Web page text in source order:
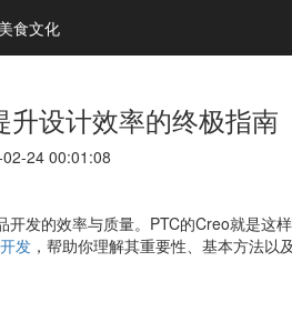
美食文化
升设计效率的终极指南
24 00:01:08
发的效率与质量。PTC的Creo就是这
发 ，帮助你理解其重要性、基本方法以